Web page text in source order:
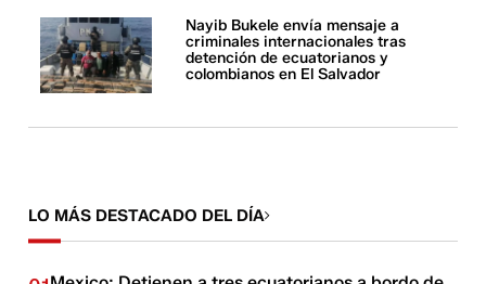
Nayib Bukele envía mensaje a
criminales internacionales tras
detención de ecuatorianos y
colombianos en El Salvador
LO MÁS DESTACADO DEL DÍA